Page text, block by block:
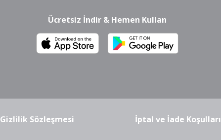
Ücretsiz İndir & Hemen Kullan
Gizlilik Sözleşmesi İptal ve İade Koşulları